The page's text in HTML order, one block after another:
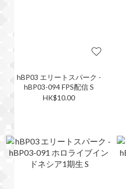
hBP03 エリートスパーク -
hBP03-094 FPS配信 S
HK$10.00